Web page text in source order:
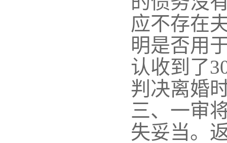
应不存在
明是否用
认收到了
判决离婚
三、一审
失妥当。